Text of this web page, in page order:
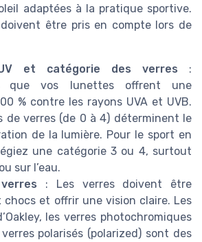
adaptées à la pratique sportive.
être pris en compte lors de
et catégorie des verres :
que vos lunettes offrent une
% contre les rayons UVA et UVB.
de verres (de 0 à 4) déterminent le
de la lumière. Pour le sport en
une catégorie 3 ou 4, surtout
sur l’eau.
: Les verres doivent être
chocs et offrir une vision claire. Les
les verres photochromiques
polarisés (polarized) sont des